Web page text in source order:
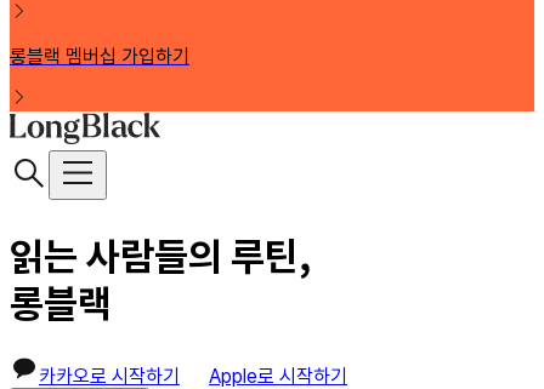
롱블랙 멤버십 가입하기
읽는 사람들의 루틴,
롱블랙
카카오로 시작하기 Apple로 시작하기